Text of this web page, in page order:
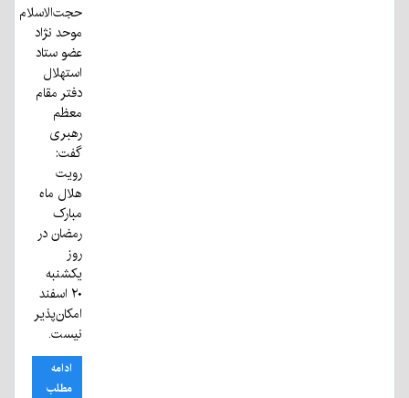
حجت‌الاسلام
موحد نژاد
عضو ستاد
استهلال
دفتر مقام
معظم
رهبری
گفت:
رویت
هلال ماه
مبارک
رمضان در
روز
یکشنبه
۲۰ اسفند
امکان‌پذیر
نیست.
ادامه
مطلب